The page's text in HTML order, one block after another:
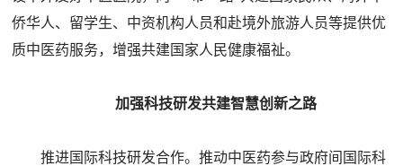
侨华人、留学生、中资机构人员和赴境外旅游人员等提供优
质中医药服务，增强共建国家人民健康福祉。
加强科技研发共建智慧创新之路
推进国际科技研发合作。推动中医药参与政府间国际科